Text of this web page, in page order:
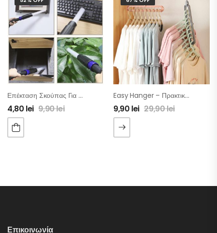
Επέκταση Σκούπας Για Σκόνη
4,80 lei 9,90lei
Easy Hanger – Πρακτική Πολλαπλή Κρεμάστρα 9 Σε 1 – Σετ 4 Τμχ
9,90 lei 29,90lei
Επικοινωνία